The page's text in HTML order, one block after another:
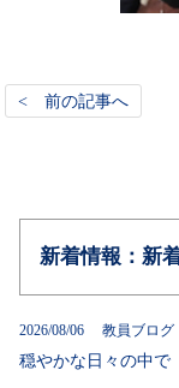
< 前の記事へ
新着情報：新
2026/08/06 教員ブログ
穏やかな日々の中で